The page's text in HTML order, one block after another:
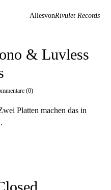
AllesvonRivulet Records
& Luvless
(0)
Platten machen das in